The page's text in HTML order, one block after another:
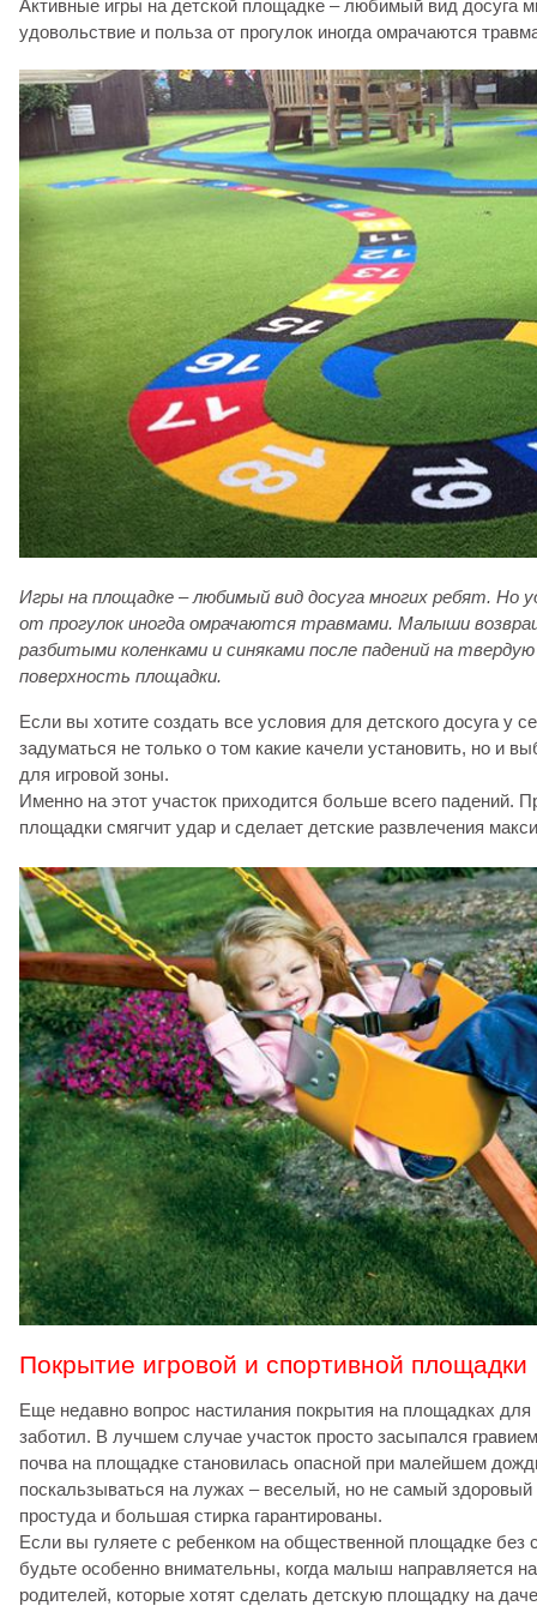
Активные игры на детской площадке – любимый вид досуга
удовольствие и польза от прогулок иногда омрачаются
Игры на площадке – любимый вид досуга многих ребят. Но
от прогулок иногда омрачаются травмами. Малыши
разбитыми коленками и синяками после падений на
поверхность площадки.
Если вы хотите создать все условия для детского досуга у
задуматься не только о том какие качели установить, но и
для игровой зоны.
Именно на этот участок приходится больше всего падений.
площадки смягчит удар и сделает детские развлечения
Покрытие игровой и спортивной площадки
Еще недавно вопрос настилания покрытия на площадках
заботил. В лучшем случае участок просто засыпался
почва на площадке становилась опасной при малейшем
поскальзываться на лужах – веселый, но не самый здоровый
простуда и большая стирка гарантированы.
Если вы гуляете с ребенком на общественной площадке без
будьте особенно внимательны, когда малыш направляется на
родителей, которые хотят сделать детскую площадку на